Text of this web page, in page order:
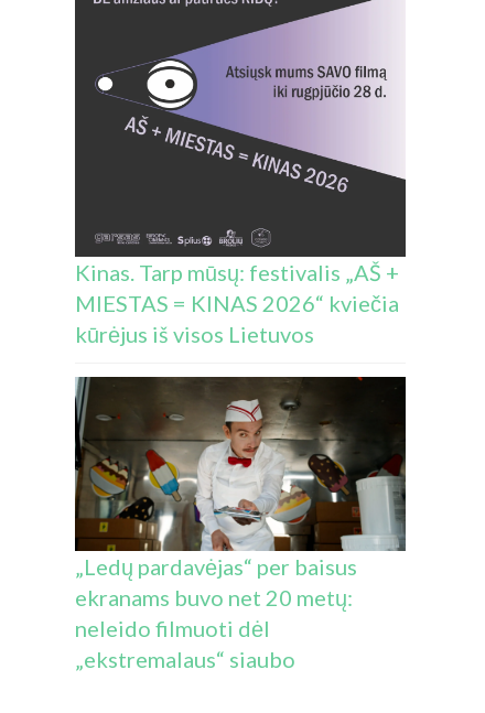
Kinas. Tarp mūsų: festivalis „AŠ +
MIESTAS = KINAS 2026“ kviečia
kūrėjus iš visos Lietuvos
„Ledų pardavėjas“ per baisus
ekranams buvo net 20 metų:
neleido filmuoti dėl
„ekstremalaus“ siaubo